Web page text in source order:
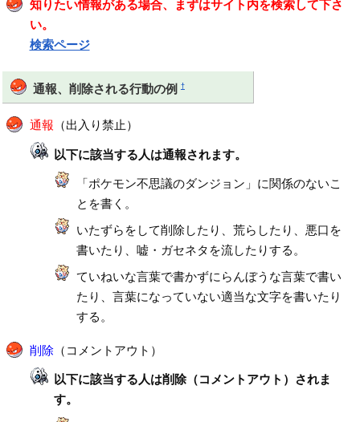
知りたい情報がある場合、まずはサイト内を検索して下さ
い。
検索ページ
通報、削除される行動の例 †
通報 （出入り禁止）
以下に該当する人は通報されます。
「ポケモン不思議のダンジョン」に関係のないこ
とを書く。
いたずらをして削除したり、荒らしたり、悪口を
書いたり、嘘・ガセネタを流したりする。
ていねいな言葉で書かずにらんぼうな言葉で書い
たり、言葉になっていない適当な文字を書いたり
する。
削除（コメントアウト）
以下に該当する人は削除（コメントアウト）されま
す。